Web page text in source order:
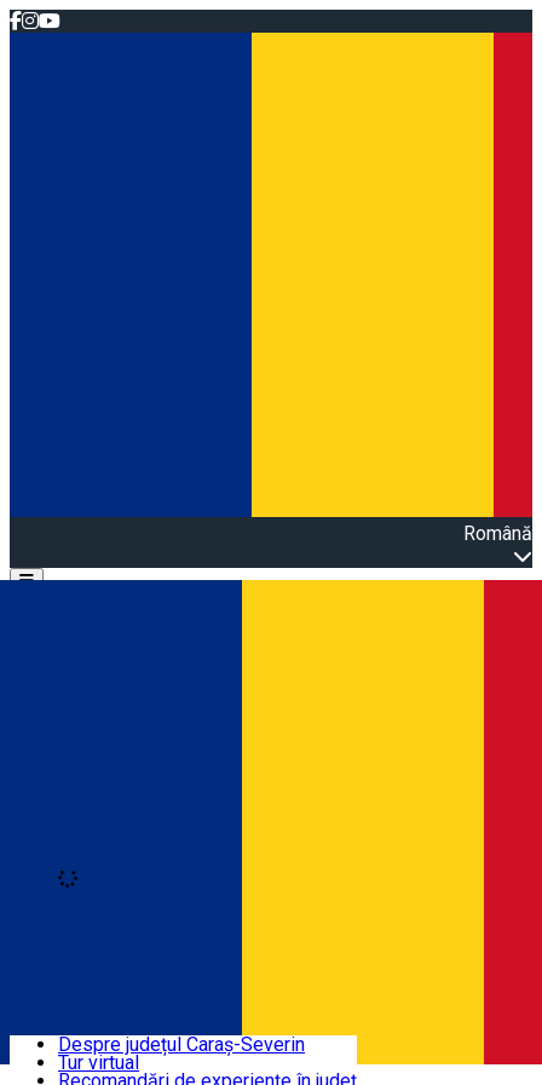
Română
Open main menu
Trasee turistice
Despre județul Caraș-Severin
Tur virtual